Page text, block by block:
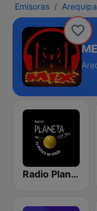
Emisoras Arequipa
Radio Planeta